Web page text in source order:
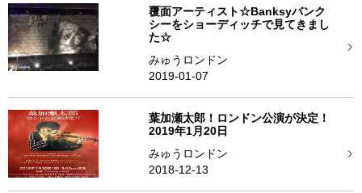
覆面アーティスト☆Banksyバンク
シーをショーディッチで見てきまし
た☆
みゅうロンドン
2019-01-07
葉加瀬太郎！ロンドン公演が決定！
2019年1月20日
みゅうロンドン
2018-12-13